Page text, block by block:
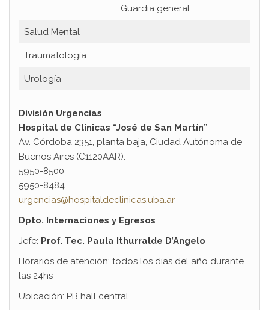
Guardia general.
Salud Mental
Traumatología
Urología
– – – – – – – – – –
División Urgencias
Hospital de Clínicas “José de San Martín”
Av. Córdoba 2351, planta baja, Ciudad Autónoma de
Buenos Aires (C1120AAR).
5950-8500
5950-8484
urgencias@hospitaldeclinicas.uba.ar
Dpto. Internaciones y Egresos
Jefe: Prof. Tec. Paula Ithurralde D’Angelo
Horarios de atención: todos los días del año durante
las 24hs
Ubicación: PB hall central